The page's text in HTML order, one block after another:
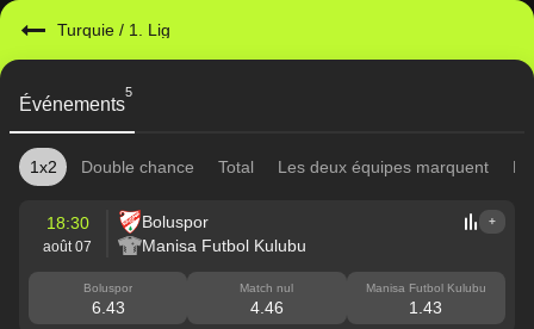
Turquie / 1. Lig
Événements
5
1x2 Double chance Total Les deux équipes marquent
18:30
août 07
Boluspor
Manisa Futbol Kulubu
+
Boluspor
6.43
Match nul
4.46
Manisa Futbol Kulubu
1.43